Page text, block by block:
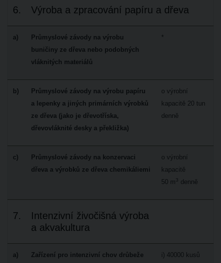
6. Výroba a zpracování papíru a dřeva
a)
Průmyslové závody na výrobu
buničiny ze dřeva nebo podobných
vláknitých materiálů
*
b)
Průmyslové závody na výrobu papíru
a lepenky a jiných primárních výrobků
ze dřeva (jako je dřevotříska,
dřevovláknité desky a překližka)
o výrobní
kapacitě 20 tun
denně
c)
Průmyslové závody na konzervaci
dřeva a výrobků ze dřeva chemikáliemi
o výrobní
kapacitě
50 m 3 denně
7.
Intenzivní živočišná výroba
a akvakultura
a)
Zařízení pro intenzivní chov drůbeže
i) 40000 kusů